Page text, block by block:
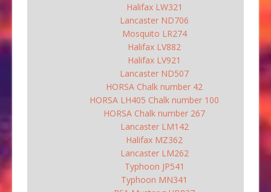
Halifax LW321
Lancaster ND706
Mosquito LR274
Halifax LV882
Halifax LV921
Lancaster ND507
HORSA Chalk number 42
HORSA LH405 Chalk number 100
HORSA Chalk number 267
Lancaster LM142
Halifax MZ362
Lancaster LM262
Typhoon JP541
Typhoon MN341